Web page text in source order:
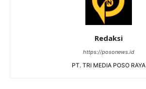
Redaksi
https://posonews.id
PT. TRI MEDIA POSO RAYA